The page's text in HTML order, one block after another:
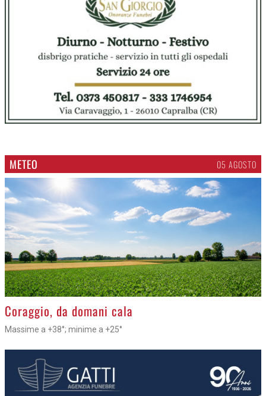
METEO 05 AGOSTO
>
Coraggio, da domani cala
Massime a +38°; minime a +25°